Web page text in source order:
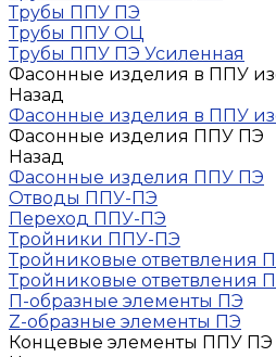
Трубы ППУ ПЭ
Трубы ППУ ОЦ
Трубы ППУ ПЭ Усиленная
Фасонные изделия в ППУ
Назад
Фасонные изделия в ППУ
Фасонные изделия ППУ ПЭ
Назад
Фасонные изделия ППУ ПЭ
Отводы ППУ-ПЭ
Переход ППУ-ПЭ
Тройники ППУ-ПЭ
Тройниковые ответвления
Тройниковые ответвления
П-образные элементы ПЭ
Z-образные элементы ПЭ
Концевые элементы ППУ ПЭ